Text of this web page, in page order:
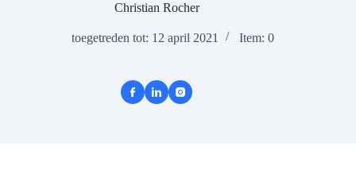
Christian Rocher
toegetreden tot: 12 april 2021 Item: 0